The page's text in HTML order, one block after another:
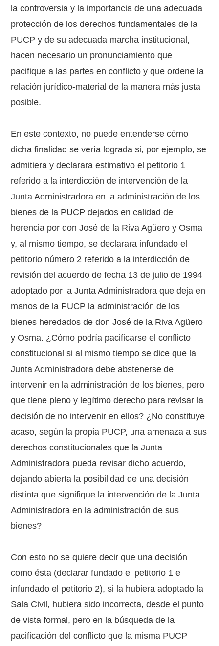
la controversia y la importancia de una adecuada
protección de los derechos fundamentales de la
PUCP y de su adecuada marcha institucional,
hacen necesario un pronunciamiento que
pacifique a las partes en conflicto y que ordene la
relación jurídico-material de la manera más justa
posible.
En este contexto, no puede entenderse cómo
dicha finalidad se vería lograda si, por ejemplo, se
admitiera y declarara estimativo el petitorio 1
referido a la interdicción de intervención de la
Junta Administradora en la administración de los
bienes de la PUCP dejados en calidad de
herencia por don José de la Riva Agüero y Osma
y, al mismo tiempo, se declarara infundado el
petitorio número 2 referido a la interdicción de
revisión del acuerdo de fecha 13 de julio de 1994
adoptado por la Junta Administradora que deja en
manos de la PUCP la administración de los
bienes heredados de don José de la Riva Agüero
y Osma. ¿Cómo podría pacificarse el conflicto
constitucional si al mismo tiempo se dice que la
Junta Administradora debe abstenerse de
intervenir en la administración de los bienes, pero
que tiene pleno y legítimo derecho para revisar la
decisión de no intervenir en ellos? ¿No constituye
acaso, según la propia PUCP, una amenaza a sus
derechos constitucionales que la Junta
Administradora pueda revisar dicho acuerdo,
dejando abierta la posibilidad de una decisión
distinta que signifique la intervención de la Junta
Administradora en la administración de sus
bienes?
Con esto no se quiere decir que una decisión
como ésta (declarar fundado el petitorio 1 e
infundado el petitorio 2), si la hubiera adoptado la
Sala Civil, hubiera sido incorrecta, desde el punto
de vista formal, pero en la búsqueda de la
pacificación del conflicto que la misma PUCP